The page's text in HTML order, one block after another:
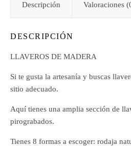
Descripción Valoraciones
DESCRIPCIÓN
LLAVEROS DE MADERA
Si te gusta la artesanía y buscas
sitio adecuado.
Aquí tienes una amplia sección de
pirograbados.
Tienes 8 formas a escoger: rodaja